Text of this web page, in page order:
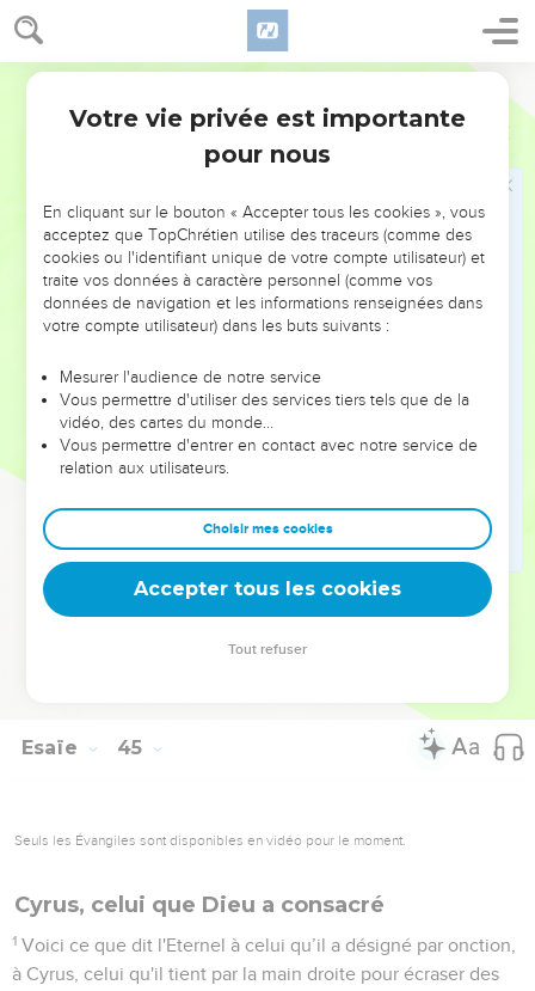
Esaïe 44
vous aussi, forêts, avec tous vos arbres ! En effet, l'Eternel a
racheté Jacob, il a montré sa splendeur en Israël.
Le Créateur du monde est maître de
Voici ce que dit l'Eternel, celui qui te rachète, celui qui t'a
façonné dès le ventre de ta mère : C’est moi, l'Eternel, qui
suis l’auteur de tout. Tout seul j’ai déployé le ciel, par moi-
même j’ai disposé la terre.
Je fais échec aux signes des faiseurs de prédictions et je
frappe de folie les devins ; je fais reculer les sages et montre
Je confirme la parole de mon serviteur et je mets à
exécution les décisions annoncées par mes messagers. Je
dis à propos de Jérusalem : « Elle sera habitée » et à propos
des villes de Juda : « Elles seront reconstruites et je relèverai
leurs ruines. »
Je dis aux profondeurs de la mer : « Asséchez-vous ! Je
vais faire disparaître vos courants. »
Je dis à propos de Cyrus : « Il est mon berger et il
*accomplira toute ma volonté. Il dira à Jérusalem : ‘Sois
Esaïe 45
Seuls les Évangiles sont disponibles en vidéo pour le moment.
Cyrus, celui que Dieu a consacré
1 Voici ce que dit l'Eternel à celui qu’il a désigné par onction,
à Cyrus, celui qu'il tient par la main droite pour écraser des
Votre vie privée est importante
pour nous
En cliquant sur le bouton « Accepter tous les cookies », vous
acceptez que TopChrétien utilise des traceurs (comme des
cookies ou l'identifiant unique de votre compte utilisateur) et
traite vos données à caractère personnel (comme vos
données de navigation et les informations renseignées dans
votre compte utilisateur) dans les buts suivants :
Mesurer l'audience de notre service
Vous permettre d'utiliser des services tiers tels que de la
vidéo, des cartes du monde…
Vous permettre d'entrer en contact avec notre service de
relation aux utilisateurs.
Choisir mes cookies
Accepter tous les cookies
Tout refuser